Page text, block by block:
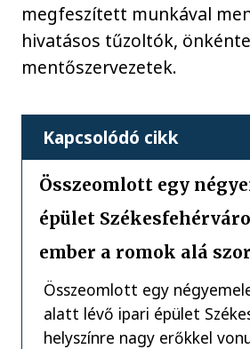
megfeszített munkával
hivatásos tűzoltók,
mentőszervezetek.
Kapcsolódó cikk
Összeomlott egy
épület
ember a romok alá
Összeomlott egy
alatt lévő ipari épület
helyszínre nagy erőkkel